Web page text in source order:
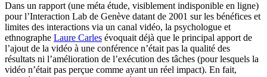
Dans un rapport (une méta étude, visiblement indisponible en ligne)
pour l’Interaction Lab de Genève datant de 2001 sur les bénéfices et
limites des interactions via un canal vidéo, la psychologue et
ethnographe Laure Carles évoquait déjà que le principal apport de
l’ajout de la vidéo à une conférence n’était pas la qualité des
résultats ni l’amélioration de l’exécution des tâches (pour lesquels la
vidéo n’était pas perçue comme ayant un réel impact). En fait,